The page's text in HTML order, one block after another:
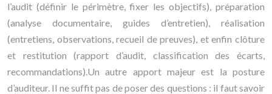
l’audit (définir le périmètre, fixer les objectifs), préparation
(analyse documentaire, guides d’entretien), réalisation
(entretiens, observations, recueil de preuves), et enfin clôture
et restitution (rapport d’audit, classification des écarts,
recommandations).Un autre apport majeur est la posture
d’auditeur. Il ne suffit pas de poser des questions : il faut savoir